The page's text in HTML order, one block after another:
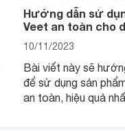
Hướng dẫn sử
Veet an toàn cho
10/11/2023
Bài viết này sẽ
để sử dụng sản
an toàn, hiệu quả